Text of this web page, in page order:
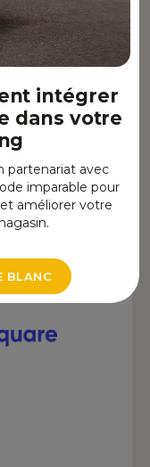
intégrer
dans votre
partenariat avec
imparable pour
améliorer votre
BLANC